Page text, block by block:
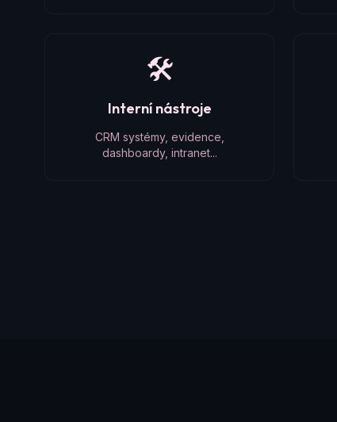
🛠️
Interní nástroje
CRM systémy, evidence,
dashboardy, intranet...